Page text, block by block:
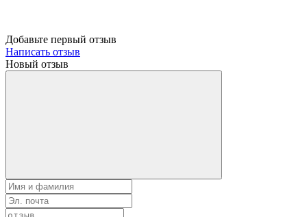
Добавьте первый отзыв
Написать отзыв
Новый отзыв